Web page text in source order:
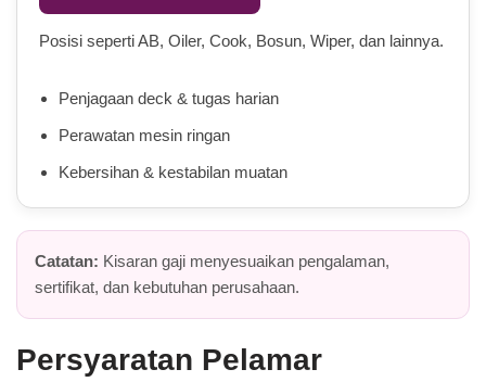
Posisi seperti AB, Oiler, Cook, Bosun, Wiper, dan lainnya.
Penjagaan deck & tugas harian
Perawatan mesin ringan
Kebersihan & kestabilan muatan
Catatan: Kisaran gaji menyesuaikan pengalaman,
sertifikat, dan kebutuhan perusahaan.
Persyaratan Pelamar